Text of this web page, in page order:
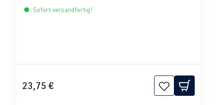
Sofort versandfertig!
23,75 €